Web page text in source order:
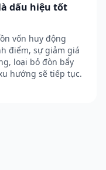
dấu hiệu tốt
vốn huy động
điểm, sự giảm giá
loại bỏ đòn bẩy
hướng sẽ tiếp tục.